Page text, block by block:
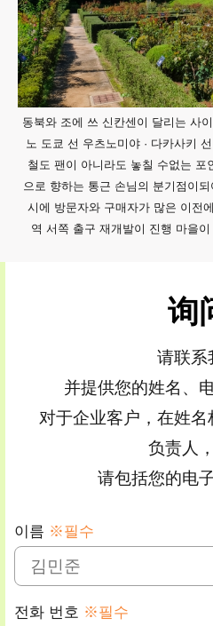
동북와 조에 쓰 신칸센이 달리는 사
노 도쿄 선 우츠노미야 · 다카사키
철도 팬이 아니라도 놓칠 수없는 포
으로 향하는 통근 손님의 분기점이
시에 방문자와 구매자가 많은 이전
역 서쪽 출구 재개발이 진행 마을
询
请联系
并提供您的姓名、
对于企业客户，在姓
负责人
请包括您的电
이름 ※필수
전화 번호 ※필수